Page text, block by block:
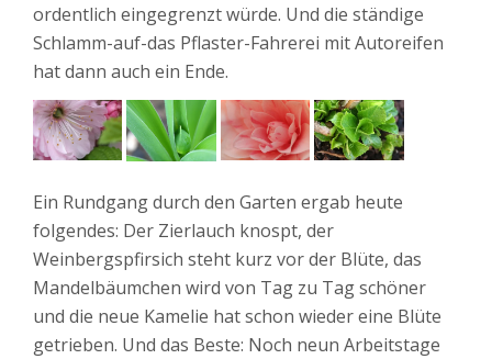
ordentlich eingegrenzt würde. Und die ständige
Schlamm-auf-das Pflaster-Fahrerei mit Autoreifen
hat dann auch ein Ende.
Ein Rundgang durch den Garten ergab heute
folgendes: Der Zierlauch knospt, der
Weinbergspfirsich steht kurz vor der Blüte, das
Mandelbäumchen wird von Tag zu Tag schöner
und die neue Kamelie hat schon wieder eine Blüte
getrieben. Und das Beste: Noch neun Arbeitstage